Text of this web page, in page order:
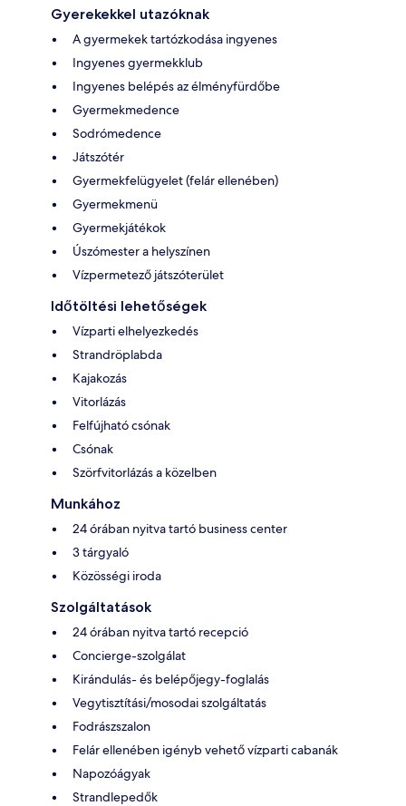
Gyerekekkel utazóknak
A gyermekek tartózkodása ingyenes
Ingyenes gyermekklub
Ingyenes belépés az élményfürdőbe
Gyermekmedence
Sodrómedence
Játszótér
Gyermekfelügyelet (felár ellenében)
Gyermekmenü
Gyermekjátékok
Úszómester a helyszínen
Vízpermetező játszóterület
Időtöltési lehetőségek
Vízparti elhelyezkedés
Strandröplabda
Kajakozás
Vitorlázás
Felfújható csónak
Csónak
Szörfvitorlázás a közelben
Munkához
24 órában nyitva tartó business center
3 tárgyaló
Közösségi iroda
Szolgáltatások
24 órában nyitva tartó recepció
Concierge-szolgálat
Kirándulás- és belépőjegy-foglalás
Vegytisztítási/mosodai szolgáltatás
Fodrászszalon
Felár ellenében igényb vehető vízparti cabanák
Napozóágyak
Strandlepedők